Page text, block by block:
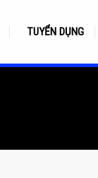
TUYỂN DỤNG